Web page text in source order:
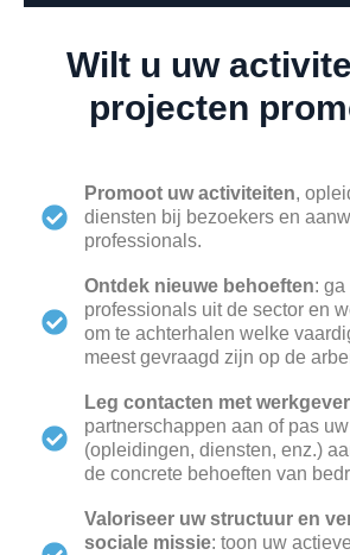
Wilt u uw
projecten
Promoot uw activiteiten,
diensten bij bezoekers en
professionals.
Ontdek nieuwe behoeften:
professionals uit de sector en
om te achterhalen welke
meest gevraagd zijn op de
Leg contacten met
partnerschappen aan of pas
(opleidingen, diensten, enz.)
de concrete behoeften van
Valoriseer uw structuur en
sociale missie: toon uw